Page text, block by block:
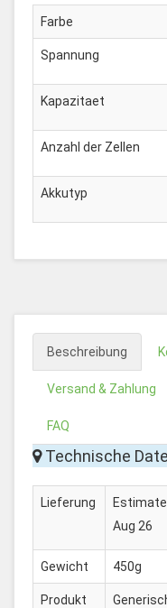
Farbe
Spannung
Kapazitaet
Anzahl der Zellen
Akkutyp
Beschreibung
Versand & Zahlung
FAQ
Technische
Lieferung
Aug 26
Gewicht 450g
Produkt